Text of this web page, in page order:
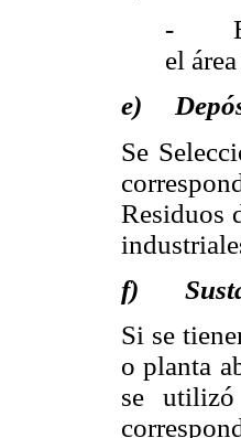
- En
el
e)
Se
Residuos
f)
Si se
o planta
se